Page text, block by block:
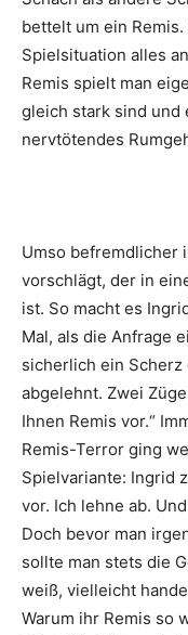
bettelt um ein
Spielsituation alles
Remis spielt man
gleich stark sind und
nervtötendes
Umso befremdlicher
vorschlägt, der in
ist. So macht es
Mal, als die Anfrage
sicherlich ein Scherz
abgelehnt. Zwei
Ihnen Remis vor.“
Remis-Terror ging
Spielvariante: Ingrid
vor. Ich lehne ab.
Doch bevor man
sollte man stets die
weiß, vielleicht
Warum ihr Remis so